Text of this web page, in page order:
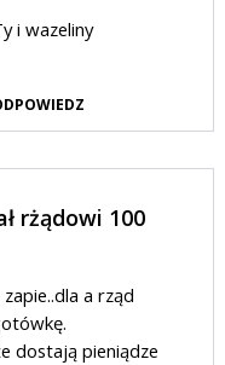
i wazeliny
rżądowi 100
a rząd
dostają pieniądze